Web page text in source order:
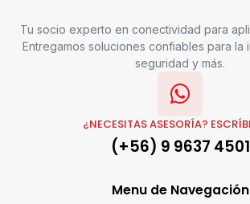
Tu socio experto en conectividad para
Entregamos soluciones confiables para la
seguridad y más.
¿NECESITAS ASESORÍA?
(+56) 9 9637 4501
Menu de Navegación